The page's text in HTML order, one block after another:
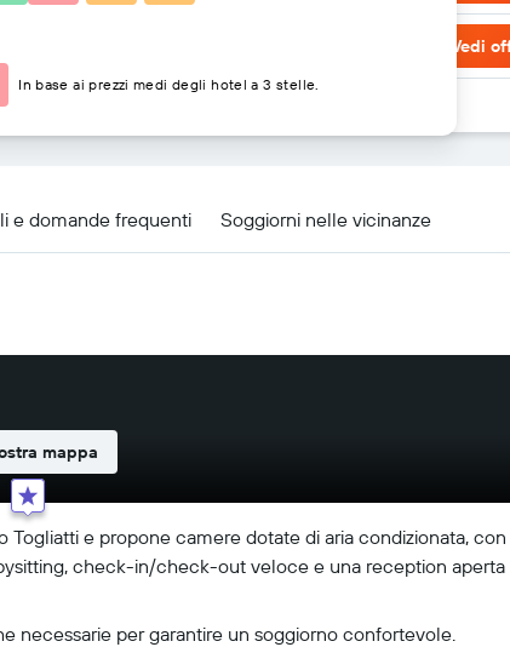
Vedi
e domande frequenti Soggiorni nelle vicinanze
e propone camere dotate di aria condizionata,
check-in/check-out veloce e una reception aperta
necessarie per garantire un soggiorno confortevole.
mappa
In base ai prezzi medi degli hotel a 3 stelle.